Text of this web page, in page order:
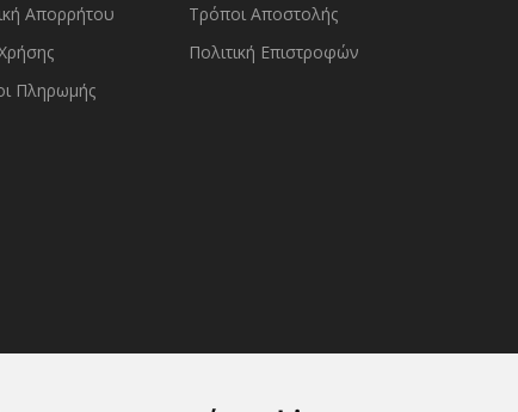
Απορρήτου
Πληρωμής
Τρόποι Αποστολής
Πολιτική Επιστροφών